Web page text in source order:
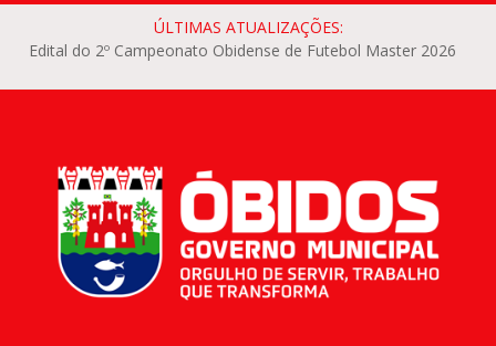
ÚLTIMAS ATUALIZAÇÕES:
Edital do 2º Campeonato Obidense de Futebol Master 2026